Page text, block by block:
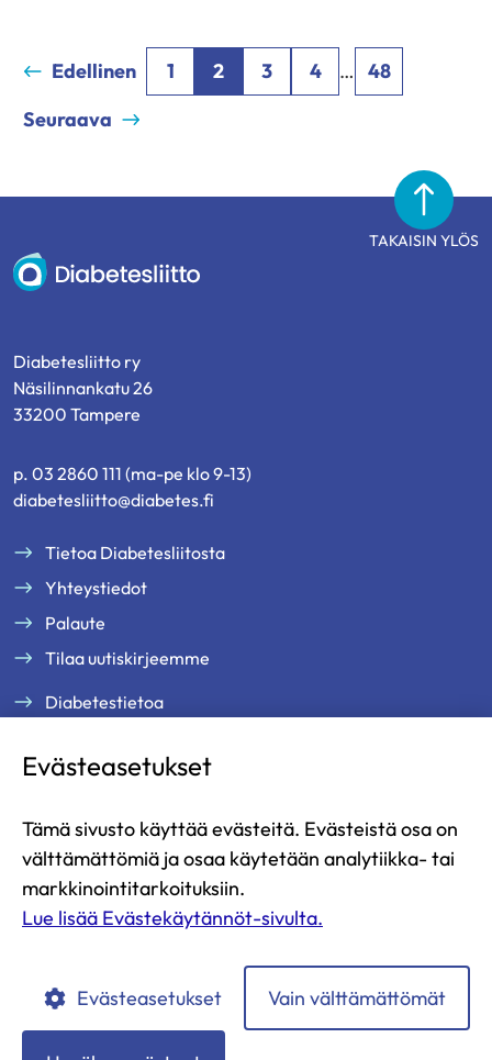
Edellinen 1 2 3 4 …
48
Seuraava
TAKAISIN YLÖS
Diabetesliitto
Diabetesliitto ry
Näsilinnankatu 26
33200 Tampere
p. 03 2860 111 (ma-pe klo 9-13)
diabetesliitto@diabetes.fi
Tietoa Diabetesliitosta
Yhteystiedot
Palaute
Tilaa uutiskirjeemme
Diabetestietoa
Jäsenille
Ajankohtaista
Yritysyhteistyö ja kumppanuus
Lahjoita
Evästeasetukset
Tämä sivusto käyttää evästeitä. Evästeistä osa on
välttämättömiä ja osaa käytetään analytiikka- tai
markkinointitarkoituksiin.
Lue lisää Evästekäytännöt-sivulta.
Evästeasetukset Vain välttämättömät